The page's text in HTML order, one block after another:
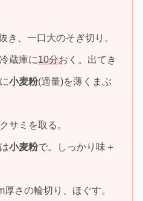
き、一口大のそぎ切り。
蔵庫に10分おく。出てき
小麦粉(適量)を薄くまぶ
ミを取る。
小麦粉で。しっかり味＋
厚さの輪切り、ほぐす。